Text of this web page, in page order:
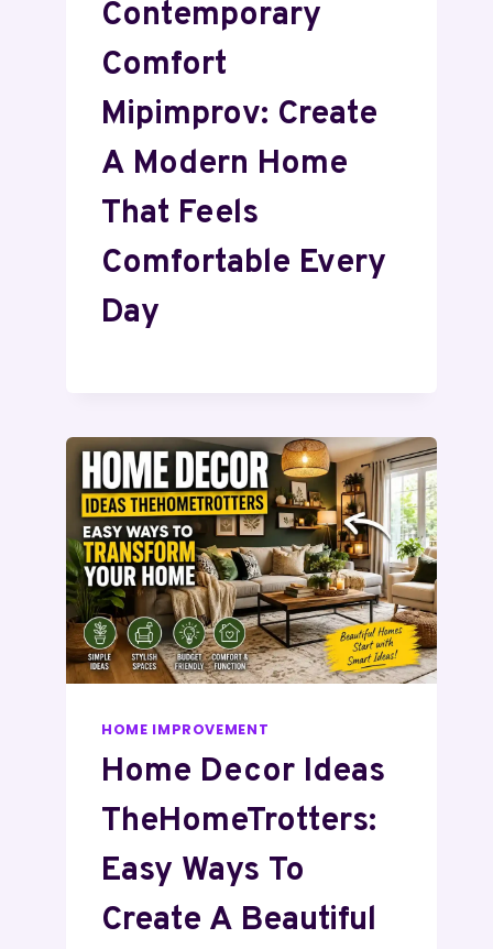
Contemporary
Comfort
Mipimprov: Create
A Modern Home
That Feels
Comfortable Every
Day
HOME IMPROVEMENT
Home Decor Ideas
TheHomeTrotters:
Easy Ways To
Create A Beautiful